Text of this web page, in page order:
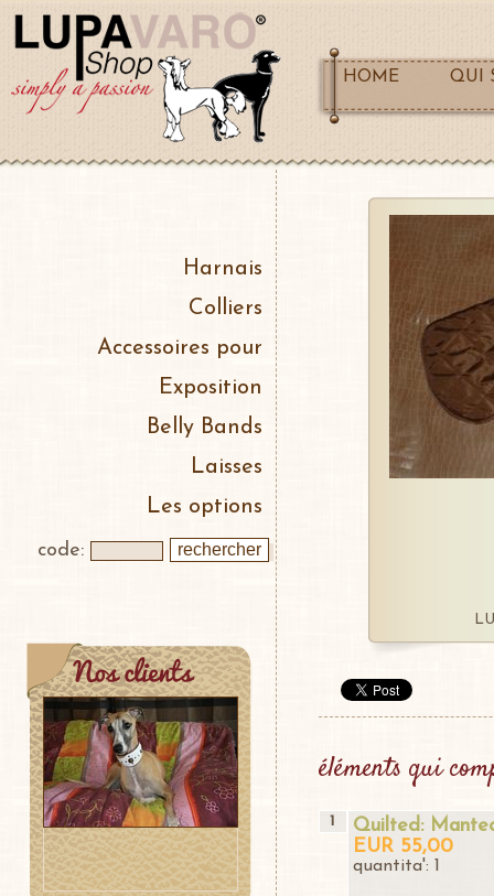
HOME QUI
Harnais
Colliers
Accessoires pour
Exposition
Belly Bands
Laisses
Les options
code:
éléments qui
1
Quilted:
EUR 55,00
quantita': 1